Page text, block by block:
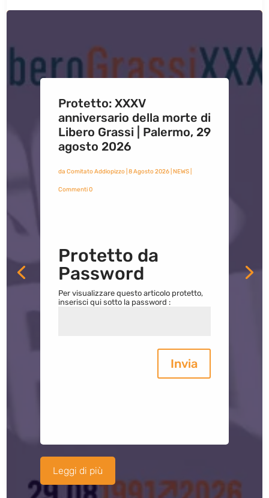
Protetto: XXXV
anniversario della morte di
Libero Grassi | Palermo, 29
agosto 2026
da Comitato Addiopizzo| 8 Agosto 2026| NEWS|
Commenti 0
Protetto da
Password
Per visualizzare questo articolo protetto,
inserisci qui sotto la password :
Invia
Leggi di più